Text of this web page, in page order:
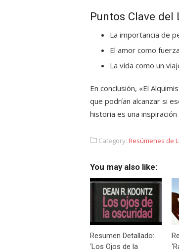
Puntos Clave del
La importancia de
El amor como
La vida como un
En conclusión, «El
que podrían alcanzar si
historia es una inspiración
Category: Resúmenes de
You may also like:
Resumen Detallado:
‘Los Ojos de la